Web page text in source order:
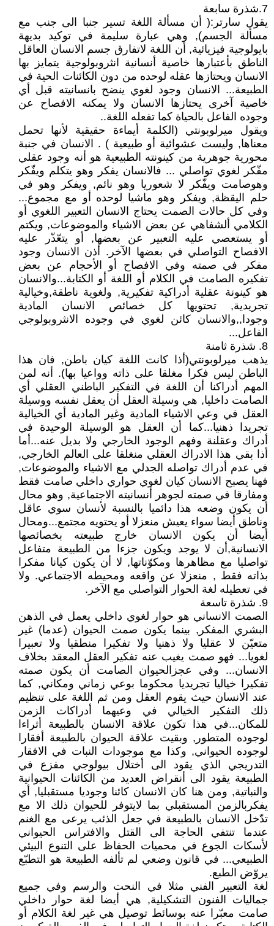
7.شذرة سابعة
يقول سارتر:( أن مسألة اللغة تسير جنبا الى جنب مع
مسألة الجسم), وهي عبارة سليمة في توكيد بديهة
بايولوجية فيزيائية, أن اللغة لاتفارق جسم الانسان العاقل
الناطق بأعتبارها خاصية أنسانية انثروبولوجية يتمايز بها
الانسان ويحتازها عقله لوحده من دون الكائنات الحية في
الطبيعة... الانسان وجود لغوي ينضح بانسانيته قبل أي
خاصية آخرى يحتازها الانسان ولا يمكنه الافصاح عن
وجوده الفاعل بالحياة كما تفعله اللغة..
ويقول ميرلوبونتي (الكلمة أيماءة حقيقية لأنها تحمل
معناها, وليست عشوائية أو طبيعية ) . الانسان في جنبة
محورية جوهرية من كينونته الطبيعية هو أنه وجود عقلي
مفّكر لغوي تواصلي ... فالانسان يفكر وهو يتكلم ويفّكر
وهوصامت ويفّكر لا شعوريا وهو نائم, ويفكر وهو في
حلم اليقظة, ويفكر وهو ماشيا لوحده أو مع مجموع...
وفي كل حالات الصمت يحتاج الانسان التعبير اللغوي أو
الكلامي ألشفاهي عن بعض الاشياء والموضوعات, ويكتم
أو يستعصي عليه التعبير عن بعضها, أو يتعّذّر عليه
الافصاح التواصلي في بعضها الآخر. أذن الانسان وجود
مفكر في صمته وفي الافصاح أو الأحجام عن بعض
تفكيره الصامت في الكلام أو اللغة أو الكتابة...والانسان
هو كينونة عقلية أدراكية تفكيرية, ولغوية ناطقة,وخيالية
تجريدية, تحتويها كل خصائص الانسان المادية
وجودا,,والانسان كائن لغوي في وجوده الانثروبولوجي
الفاعل...
8. شذرة ثامنة
يذهب ميرلوبونتي(أذا كانت اللغة كيان باطن, فان هذا
الباطن ليس فكرا مغلقا على ذاته وواعيا بها). أنه لمن
المهم أدراكنا أن اللغة في التفكير الباطني العقلي أي
الصامت داخليا, هي وسيلة العقل أن يعقل نفسه ووسيلة
العقل في وعي الاشياء المادية وغير المادية أي الخيالية
تجريدا ذهنيا...كما أن العقل هو الوسيلة الوحيدة في
أدراك وعقلنة وفهم الوجود الخارجي ولا بديل عنه...أما
أذا بقي هذا الادراك العقلي منغلقا على العالم الخارجي,
في عدم أدراك تواصله الجدلي مع الاشياء والموضوعات,
فهنا يصبح الانسان كيان لغوي حواري داخلي صامت فقط
ومفارقا في صمته لجوهر أنسانيته الاجتماعية, وهو محال
أن يكون وضعه هذا دائميا بالنسبة لأنسان سوي عاقل
وناطق أيضا سواء يعيش منعزلا أو يحتويه مجتمع...ومحال
أيضا أن يكون الانسان خارج طبيعته بخصائصها
الانسانية,أن لا يوجد ويكون جزءا من الطبيعة متفاعل
تواصليا مع مظاهرها ومكوّناتها, لا أن يكون كيانا مفكرا
بذاته فقط , منعزلا عن واقعه ومحيطه الاجتماعي. ولا
في تعطيله لغة الحوار التواصلي مع الآخر.
9. شذرة تاسعة
الصمت الانساني هو حوار لغوي داخلي يعمل في الذهن
البشري المفكر, بينما يكون صمت الحيوان (عدما) غير
متعيّن لا عقليا ولا ذهنيا ولا تفكيرا منطقيا ولا تعبيرا
لغويا... فهو صمت يغيب عنه تفكير العقل المعقد بخلاف
الانسان... وفي عجزالحيوان الصامت أن يكون صمته
تفكيرا خياليا تجريديا محكوما بوعي زماني ومكاني, كما
عند الانسان حيث يقوم العقل ومن ثم اللغة على تنظيم
ذلك التفكير الخيالي في وعيهما أدراكات الزمن
للمكان...في هذا تكون علاقة الانسان بالطبيعة أثراءا
لوجوده المتطور, وبقيت علاقة الحيوان بالطبيعة أفقارا
لوجوده الحيواني, وكذا مع موجودات النبات في الافقار
التدريجي الذي يقود الى أختلال بيولوجي مفزع في
الطبيعة يقود الى أنقراض العديد من الكائنات الحيوانية
والنباتية, ومن هنا كان الانسان كائنا وجوديا مستقبليا, أي
يفكربالزمن المستقبلي بما لايتوفر للحيوان ذلك الا مع
تدّخل الانسان بالطبيعة في جعل الذئب يرعى مع الغنم
عندما تنتفي الحاجة الى القتل والافتراس الحيواني
لأسكات الجوع في محميات الحفاظ على التنوع البيئي
الطبيعي... في قانون وضعي لم تألفه الطبيعة هو التطبّع
يروّض الطبع.
لغة التعبير الفني مثلا في النحت والرسم وفي جميع
جماليات الفنون التشكيلية, هي أيضا لغة حوار داخلي
صامت معبّرا عنه بوسائط توصيل هي غير لغة الكلام أو